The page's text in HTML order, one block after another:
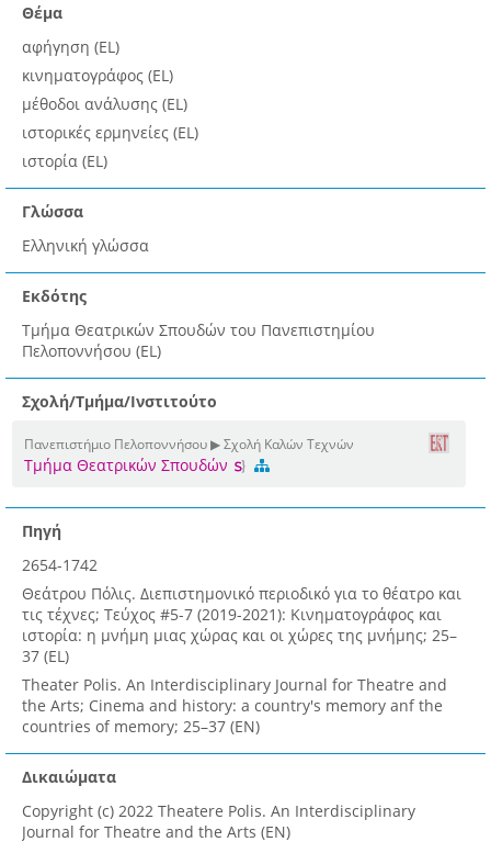
Θέμα
αφήγηση (EL)
κινηματογράφος (EL)
μέθοδοι ανάλυσης (EL)
ιστορικές ερμηνείες (EL)
ιστορία (EL)
Γλώσσα
Ελληνική γλώσσα
Εκδότης
Τμήμα Θεατρικών Σπουδών του Πανεπιστημίου
Πελοποννήσου (EL)
Σχολή/Τμήμα/Ινστιτούτο
Πανεπιστήμιο Πελοποννήσου ▶ Σχολή Καλών Τεχνών
Τμήμα Θεατρικών Σπουδών
Πηγή
2654-1742
Θεάτρου Πόλις. Διεπιστημονικό περιοδικό για το θέατρο και
τις τέχνες; Τεύχος #5-7 (2019-2021): Κινηματογράφος και
ιστορία: η μνήμη μιας χώρας και οι χώρες της μνήμης; 25–
37 (EL)
Theater Polis. An Interdisciplinary Journal for Theatre and
the Arts; Cinema and history: a country's memory anf the
countries of memory; 25–37 (EN)
Δικαιώματα
Copyright (c) 2022 Theatere Polis. An Interdisciplinary
Journal for Theatre and the Arts (EN)